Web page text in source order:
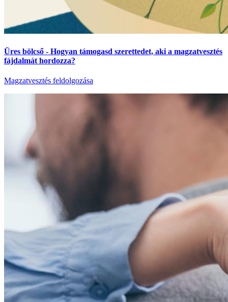
Üres bölcső - Hogyan támogasd szerettedet, aki a magzatvesztés
fájdalmát hordozza?
Magzatvesztés feldolgozása